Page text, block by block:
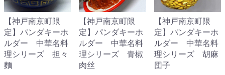
【神戸南京町限
定】パンダキーホ
ルダー 中華名料
理シリーズ 担々
麵
【神戸南京町限
定】パンダキーホ
ルダー 中華名料
理シリーズ 青椒
肉丝
【神戸南京町限
定】パンダキーホ
ルダー 中華名料
理シリーズ 胡麻
団子